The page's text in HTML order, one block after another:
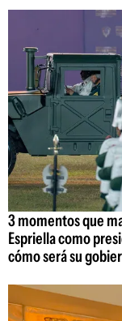
3 momentos que
Espriella como
cómo será su